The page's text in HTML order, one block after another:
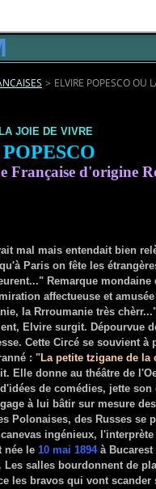
> ELVIRE POPESCO OU
JOIE DE VIVRE
Française d'origine
mal mais entendait bien
Paris on fête les
Remarque
affectueuse et
la Rrroumanie très
Elvire surgit. Dépourvue
Cette Circé se souvient
: "La petite tzigane de la
Elle donne au théâtre de
de comédies, jette
à lui bâtir sur mesure
Polonaises, des Russes
ingénieux,
née le 10 mai 1894à Bucarest
Les salles bourdonnent de
les bravos qui vont